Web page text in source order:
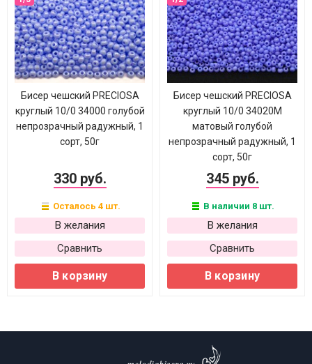
Бисер чешский PRECIOSA
круглый 10/0 34000 голубой
непрозрачный радужный, 1
сорт, 50г
330 руб.
Осталось 4 шт.
В желания
Сравнить
В корзину
Бисер чешский PRECIOSA
круглый 10/0 34020М
матовый голубой
непрозрачный радужный, 1
сорт, 50г
345 руб.
В наличии 8 шт.
В желания
Сравнить
В корзину